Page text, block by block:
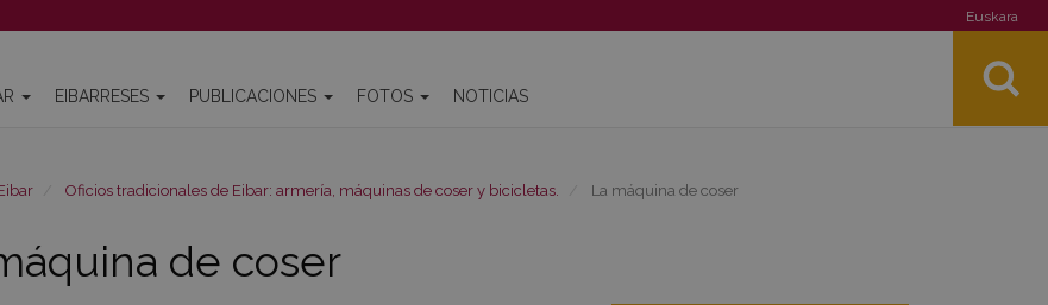
Euskara
EIBARRESES PUBLICACIONES FOTOS NOTICIAS
Oficios tradicionales de Eibar: armería, máquinas de coser y bicicletas. La máquina de coser
de coser